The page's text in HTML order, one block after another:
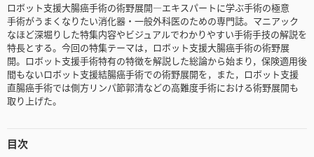
ロボット支援大腸癌手術の術野展開―エキスパートに学ぶ手術の極意
手術がうまくなりたい消化器・一般外科医のための専門誌。マニアック
なほど深堀りした特集内容やビジュアルでわかりやすい手術手技の解説を
特長とする。今回の特集テーマは，ロボット支援大腸癌手術の術野展
開。ロボット支援手術特有の特徴を解説した総論から始まり，保険適用後
間もないロボット支援結腸癌手術での術野展開を，また，ロボット支援
直腸癌手術では側方リンパ節郭清などの高難度手術における術野展開も
取り上げた。
目次